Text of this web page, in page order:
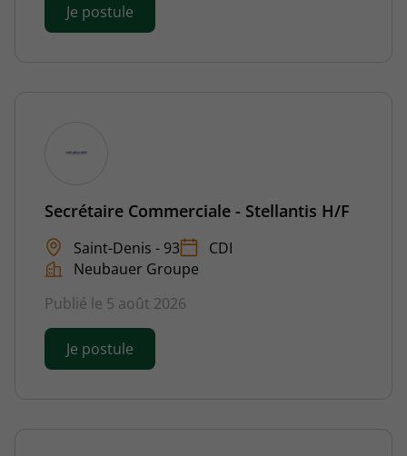
Je postule
Secrétaire Commerciale - Stellantis H/F
Saint-Denis - 93
CDI
Neubauer Groupe
Publié le 5 août 2026
Je postule